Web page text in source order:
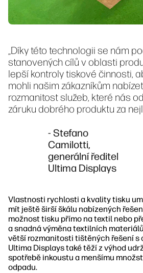
„Díky této technologii se nám
stanovených cílů v oblasti
lepší kontroly tiskové činnosti,
mohli našim zákazníkům
rozmanitost služeb, které nás
záruku dobrého produktu za
- Stefano
Camilotti,
generální ředitel
Ultima Displays
Vlastnosti rychlosti a kvality tisku
mít ještě širší škálu nabízených
možnost tisku přímo na textil nebo
a snadná výměna textilních
větší rozmanitosti tištěných řešení s
Ultima Displays také těží z výhod
spotřebě inkoustu a menšímu
odpadu.